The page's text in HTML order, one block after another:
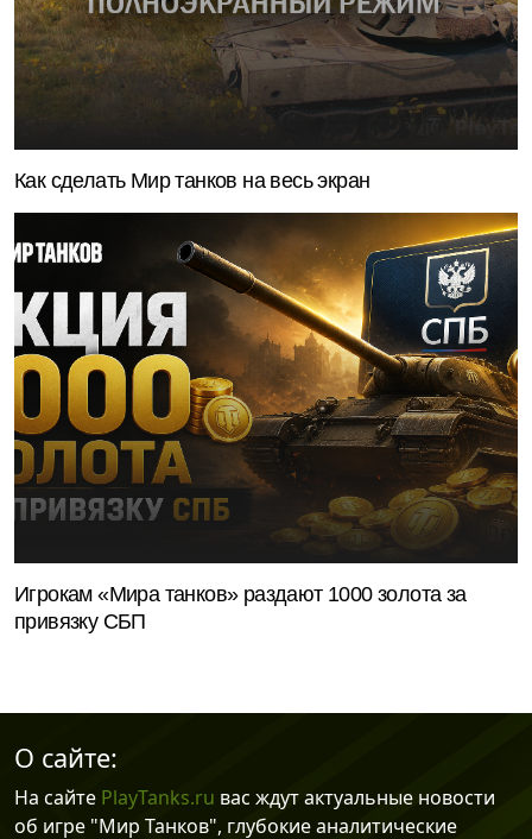
Как сделать Мир танков на весь экран
Игрокам «Мира танков» раздают 1000 золота за
привязку СБП
О сайте:
На сайте PlayTanks.ru вас ждут актуальные новости
об игре "Мир Танков", глубокие аналитические